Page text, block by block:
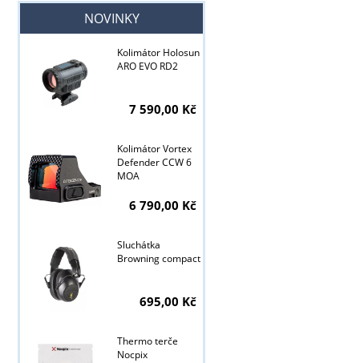
NOVINKY
Kolimátor Holosun
ARO EVO RD2
7 590,00 Kč
Kolimátor Vortex
Defender CCW 6
MOA
6 790,00 Kč
Sluchátka
Browning compact
695,00 Kč
Thermo terče
Nocpix